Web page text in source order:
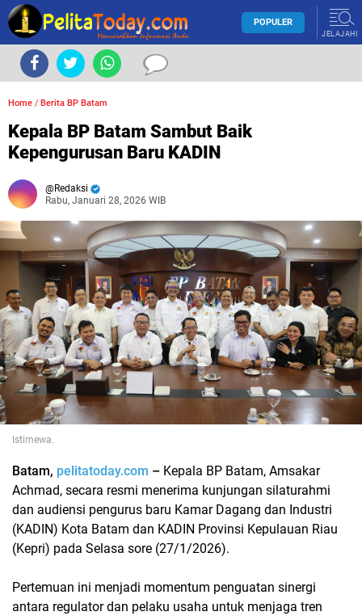
POPULER
JELAJAHI
Home / Berita BP Batam
Kepala BP Batam Sambut Baik
Kepengurusan Baru KADIN
Redaksi
Rabu, Januari 28, 2026 WIB
Istimewa.
Batam, pelitatoday.com – Kepala BP Batam, Amsakar
Achmad, secara resmi menerima kunjungan silaturahmi
dan audiensi pengurus baru Kamar Dagang dan Industri
(KADIN) Kota Batam dan KADIN Provinsi Kepulauan Riau
(Kepri) pada Selasa sore (27/1/2026).
Pertemuan ini menjadi momentum penguatan sinergi
antara regulator dan pelaku usaha untuk menjaga tren